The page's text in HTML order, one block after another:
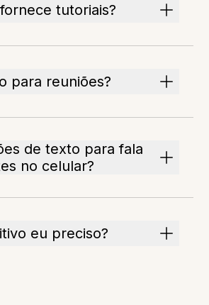
tutoriais?
para reuniões?
de texto para fala
no celular?
eu preciso?